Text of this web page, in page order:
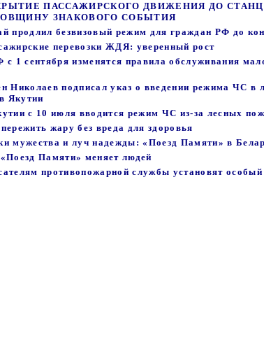
ПАССАЖИРСКОГО ДВИЖЕНИЯ ДО
ЗНАКОВОГО СОБЫТИЯ
продлил безвизовый режим для граждан РФ до
перевозки ЖДЯ: уверенный рост
1 сентября изменятся правила обслуживания
Николаев подписал указ о введении режима ЧС в
Якутии
с 10 июля вводится режим ЧС из-за лесных
жару без вреда для здоровья
мужества и луч надежды: «Поезд Памяти» в
Памяти» меняет людей
противопожарной службы установят